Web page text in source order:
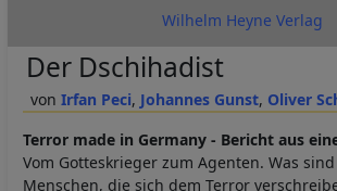
Wilhelm Heyne Verlag
Irfan Peci Johannes Gunst Oliver
Der Dschihadist
Terror made in Germany - Bericht aus
Vom Gotteskrieger zum Agenten. Was
Menschen, die sich dem Terror